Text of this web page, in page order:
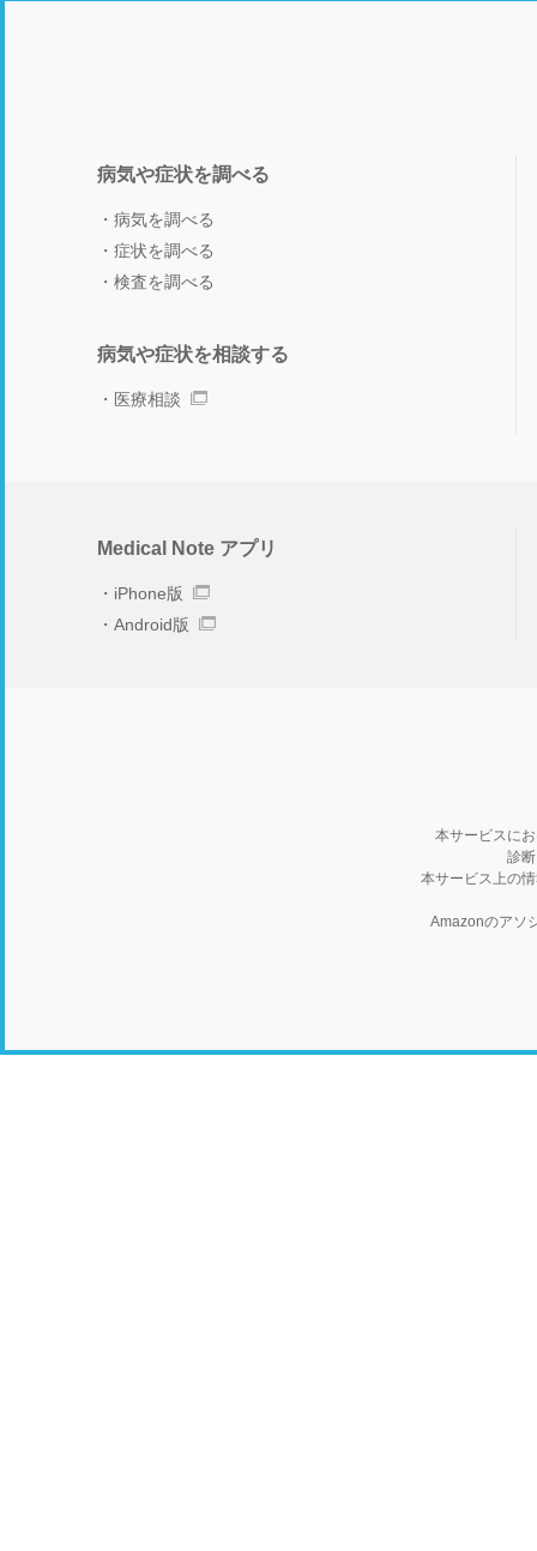
病気や症状を調べる
病気を調べる
症状を調べる
検査を調べる
病気や症状を相談する
医療相談
Medical Note アプリ
iPhone版
Android版
本サービスに
診
本サービス上の
Amazonのアソ